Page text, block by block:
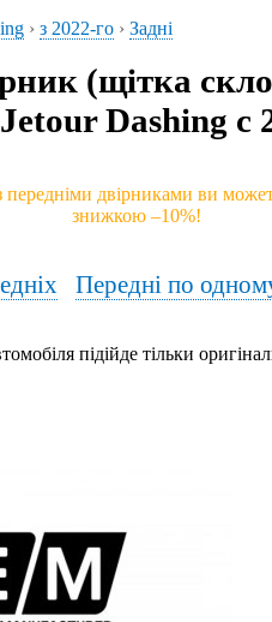
› з 2022-го › Задні
(щітка
Dashing с
передніми двірниками ви
знижкою –10%!
Передні по
підійде тільки